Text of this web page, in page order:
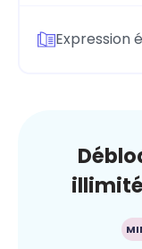
Expression